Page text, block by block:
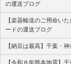
の運送ブログ
【楽器輸送のご用命い
ードの運送ブログ
【納豆は最高】千葉・